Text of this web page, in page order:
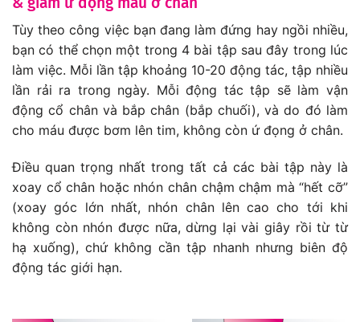
Tùy theo công việc bạn đang làm đứng hay ngồi nhiều,
bạn có thể chọn một trong 4 bài tập sau đây trong lúc
làm việc. Mỗi lần tập khoảng 10-20 động tác, tập nhiều
lần rải ra trong ngày. Mỗi động tác tập sẽ làm vận
động cổ chân và bắp chân (bắp chuối), và do đó làm
cho máu được bơm lên tim, không còn ứ đọng ở chân.
Điều quan trọng nhất trong tất cả các bài tập này là
xoay cổ chân hoặc nhón chân chậm chậm mà “hết cỡ”
(xoay góc lớn nhất, nhón chân lên cao cho tới khi
không còn nhón được nữa, dừng lại vài giây rồi từ từ
hạ xuống), chứ không cần tập nhanh nhưng biên độ
động tác giới hạn.